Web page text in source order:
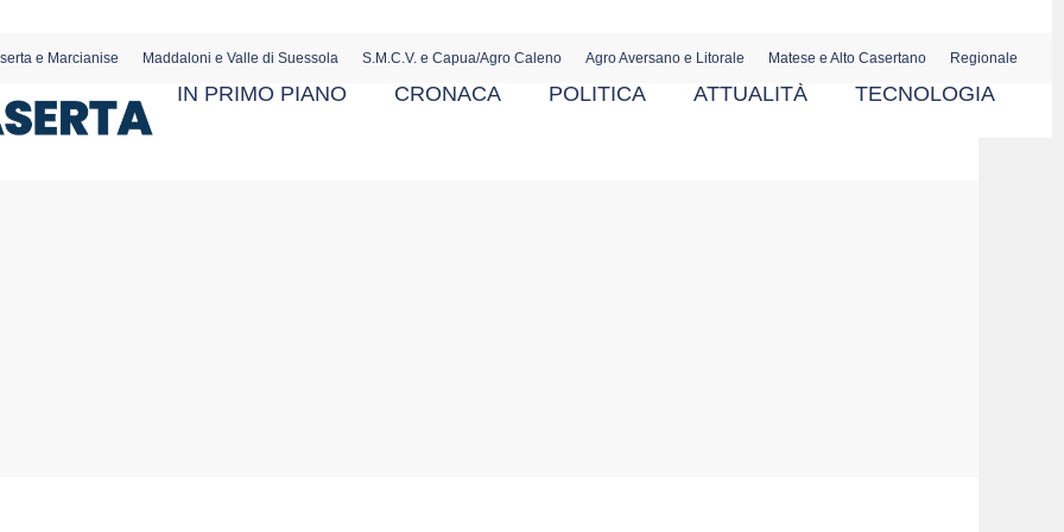
e Marcianise Maddaloni e Valle di Suessola S.M.C.V. e Capua/Agro Caleno Agro Aversano e Litorale Matese e Alto Casertano Regionale
IN PRIMO PIANO CRONACA POLITICA ATTUALITÀ TECNOLOGIA